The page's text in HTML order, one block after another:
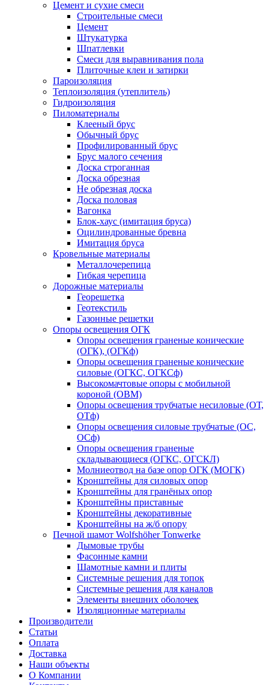
Цемент и сухие смеси
Строительные смеси
Цемент
Штукатурка
Шпатлевки
Смеси для выравнивания пола
Плиточные клеи и затирки
Пароизоляция
Теплоизоляция (утеплитель)
Гидроизоляция
Пиломатериалы
Клееный брус
Обычный брус
Профилированный брус
Брус малого сечения
Доска строганная
Доска обрезная
Не обрезная доска
Доска половая
Вагонка
Блок-хаус (имитация бруса)
Оцилиндрованные бревна
Имитация бруса
Кровельные материалы
Металлочерепица
Гибкая черепица
Дорожные материалы
Георешетка
Геотекстиль
Газонные решетки
Опоры освещения ОГК
Опоры освещения граненые конические
(ОГК), (ОГКф)
Опоры освещения граненые конические
силовые (ОГКС, ОГКСф)
Высокомачтовые опоры с мобильной
короной (ОВМ)
Опоры освещения трубчатые несиловые (ОТ,
ОТф)
Опоры освещения силовые трубчатые (ОС,
ОСф)
Опоры освещения граненые
складывающиеся (ОГКС, ОГСКЛ)
Молниеотвод на базе опор ОГК (МОГК)
Кронштейны для силовых опор
Кронштейны для гранёных опор
Кронштейны приставные
Кронштейны декоративные
Кронштейны на ж/б опору
Печной шамот Wolfshöher Tonwerke
Дымовые трубы
Фасонные камни
Шамотные камни и плиты
Системные решения для топок
Системные решения для каналов
Элементы внешних оболочек
Изоляционные материалы
Производители
Статьи
Оплата
Доставка
Наши объекты
О Компании